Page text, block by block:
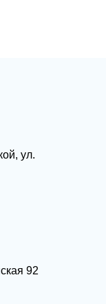
ул.
92